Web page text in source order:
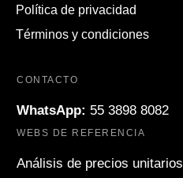
Política de privacidad
Términos y condiciones
CONTACTO
WhatsApp: 55 3898 8082
WEBS DE REFERENCIA
Análisis de precios unitarios